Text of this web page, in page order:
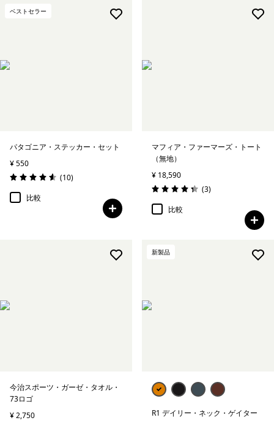
ベストセラー
パタゴニア・ステッカー・セット
¥ 550
評価: 4.6 / 5
(10レビュー
)
比較
マフィア・ファーマーズ・トート
（無地）
¥ 18,590
評価: 4.3 / 5
(3レビュー
)
比較
今治スポーツ・ガーゼ・タオル・
73ロゴ
¥ 2,750
新製品
R1 デイリー・ネック・ゲイター